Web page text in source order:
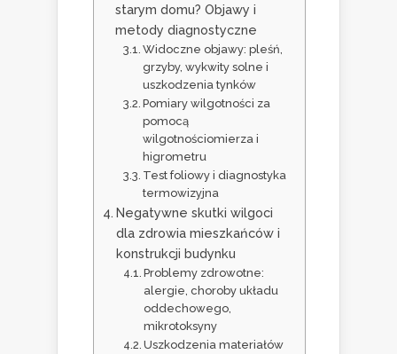
starym domu? Objawy i
metody diagnostyczne
Widoczne objawy: pleśń,
grzyby, wykwity solne i
uszkodzenia tynków
Pomiary wilgotności za
pomocą
wilgotnościomierza i
higrometru
Test foliowy i diagnostyka
termowizyjna
Negatywne skutki wilgoci
dla zdrowia mieszkańców i
konstrukcji budynku
Problemy zdrowotne:
alergie, choroby układu
oddechowego,
mikrotoksyny
Uszkodzenia materiałów